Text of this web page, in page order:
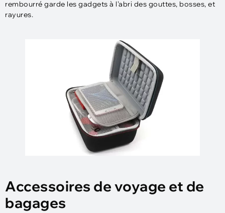
rembourré garde les gadgets à l'abri des gouttes, bosses, et
rayures.
Accessoires de voyage et de
bagages